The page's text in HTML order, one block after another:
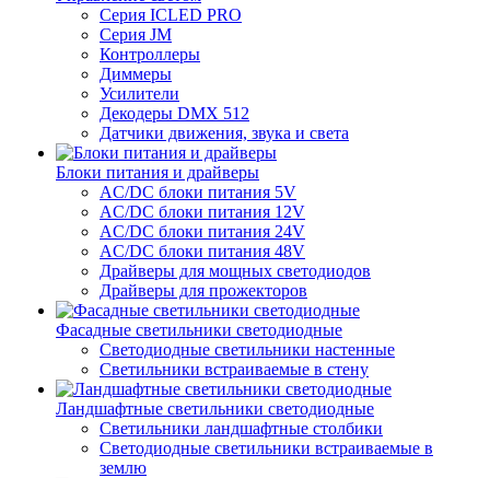
Серия ICLED PRO
Серия JM
Контроллеры
Диммеры
Усилители
Декодеры DMX 512
Датчики движения, звука и света
Блоки питания и драйверы
AC/DC блоки питания 5V
AC/DC блоки питания 12V
AC/DC блоки питания 24V
AC/DC блоки питания 48V
Драйверы для мощных светодиодов
Драйверы для прожекторов
Фасадные светильники светодиодные
Светодиодные светильники настенные
Светильники встраиваемые в стену
Ландшафтные светильники светодиодные
Светильники ландшафтные столбики
Светодиодные светильники встраиваемые в
землю